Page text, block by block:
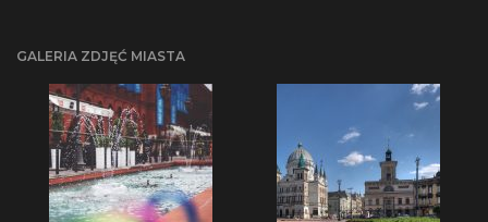
GALERIA ZDJĘĆ MIASTA